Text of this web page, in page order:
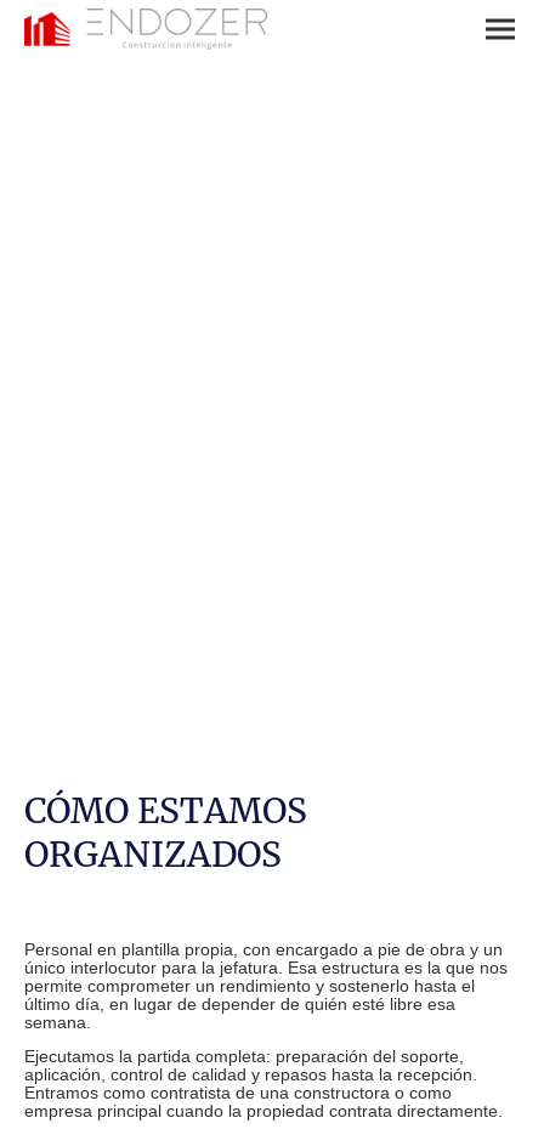
CÓMO ESTAMOS
ORGANIZADOS
Personal en plantilla propia, con encargado a pie de obra y un
único interlocutor para la jefatura. Esa estructura es la que nos
permite comprometer un rendimiento y sostenerlo hasta el
último día, en lugar de depender de quién esté libre esa
semana.
Ejecutamos la partida completa: preparación del soporte,
aplicación, control de calidad y repasos hasta la recepción.
Entramos como contratista de una constructora o como
empresa principal cuando la propiedad contrata directamente.